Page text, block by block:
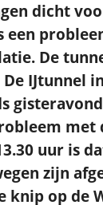
dicht
een
De
IJtunnel
uur is
zijn
knip op de